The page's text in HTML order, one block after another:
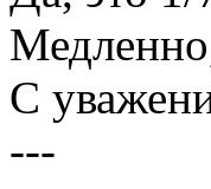
С
---